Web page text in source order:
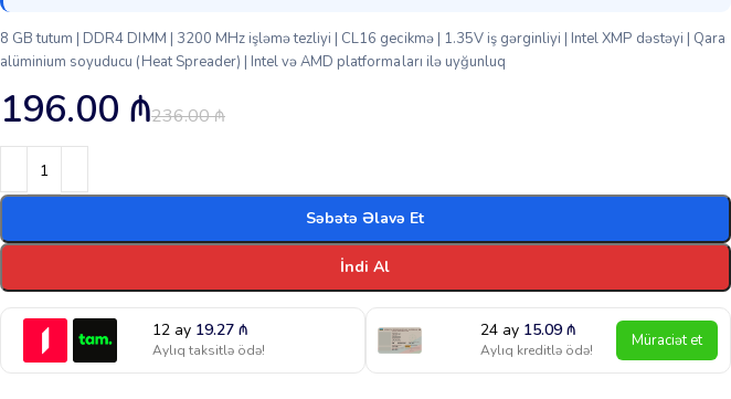
8 GB tutum | DDR4 DIMM | 3200 MHz işləmə tezliyi | CL16 gecikmə | 1.35V iş gərginliyi | Intel XMP dəstəyi | Qara
alüminium soyuducu (Heat Spreader) | Intel və AMD platformaları ilə uyğunluq
236.00₼
196.00 ₼
Səbətə Əlavə Et
İndi Al
12 ay 19.27₼
Aylıq taksitlə ödə!
24 ay 15.09₼
Aylıq kreditlə ödə! Müraciət et